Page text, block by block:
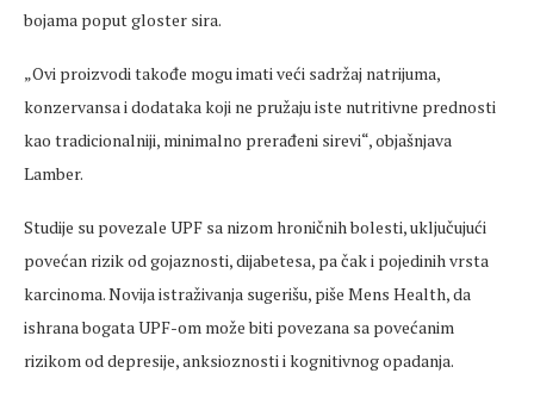
bojama poput gloster sira.
„Ovi proizvodi takođe mogu imati veći sadržaj natrijuma,
konzervansa i dodataka koji ne pružaju iste nutritivne prednosti
kao tradicionalniji, minimalno prerađeni sirevi“, objašnjava
Lamber.
Studije su povezale UPF sa nizom hroničnih bolesti, uključujući
povećan rizik od gojaznosti, dijabetesa, pa čak i pojedinih vrsta
karcinoma. Novija istraživanja sugerišu, piše Mens Health, da
ishrana bogata UPF-om može biti povezana sa povećanim
rizikom od depresije, anksioznosti i kognitivnog opadanja.